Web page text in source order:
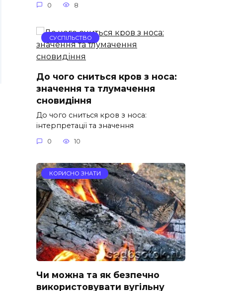
0 8
СУСПІЛЬСТВО
До чого сниться кров з носа:
значення та тлумачення
сновидіння
До чого сниться кров з носа:
інтерпретації та значення
0 10
КОРИСНО ЗНАТИ
Чи можна та як безпечно
використовувати вугільну